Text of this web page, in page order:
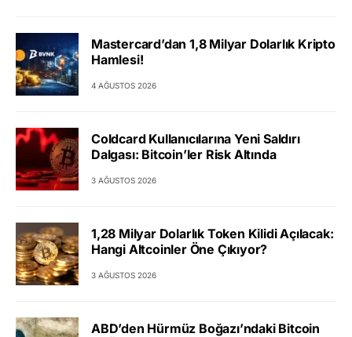
Mastercard’dan 1,8 Milyar Dolarlık Kripto
Hamlesi!
4 AĞUSTOS 2026
Coldcard Kullanıcılarına Yeni Saldırı
Dalgası: Bitcoin’ler Risk Altında
3 AĞUSTOS 2026
1,28 Milyar Dolarlık Token Kilidi Açılacak:
Hangi Altcoinler Öne Çıkıyor?
3 AĞUSTOS 2026
ABD’den Hürmüz Boğazı’ndaki Bitcoin